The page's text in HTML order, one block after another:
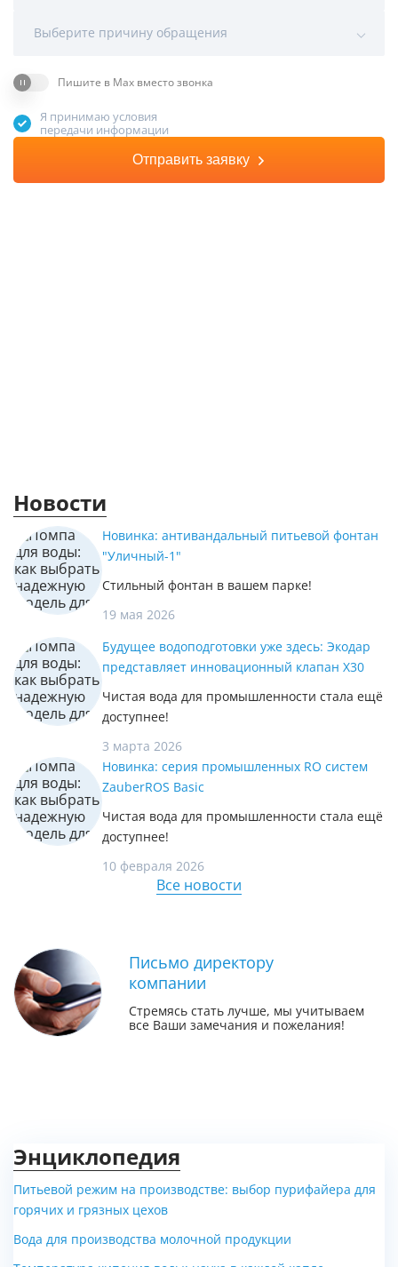
Выберите причину обращения
Пишите в Max вместо звонка
Я принимаю условия
передачи информации
Отправить заявку
Новости
Новинка: антивандальный питьевой фонтан
"Уличный-1"
Стильный фонтан в вашем парке!
19 мая 2026
Будущее водоподготовки уже здесь: Экодар
представляет инновационный клапан X30
Чистая вода для промышленности стала ещё
доступнее!
3 марта 2026
Новинка: серия промышленных RO систем
ZauberROS Basic
Чистая вода для промышленности стала ещё
доступнее!
10 февраля 2026
Все новости
Письмо директору
компании
Стремясь стать лучше, мы учитываем
все Ваши замечания и пожелания!
Энциклопедия
Питьевой режим на производстве: выбор пурифайера для
горячих и грязных цехов
Вода для производства молочной продукции